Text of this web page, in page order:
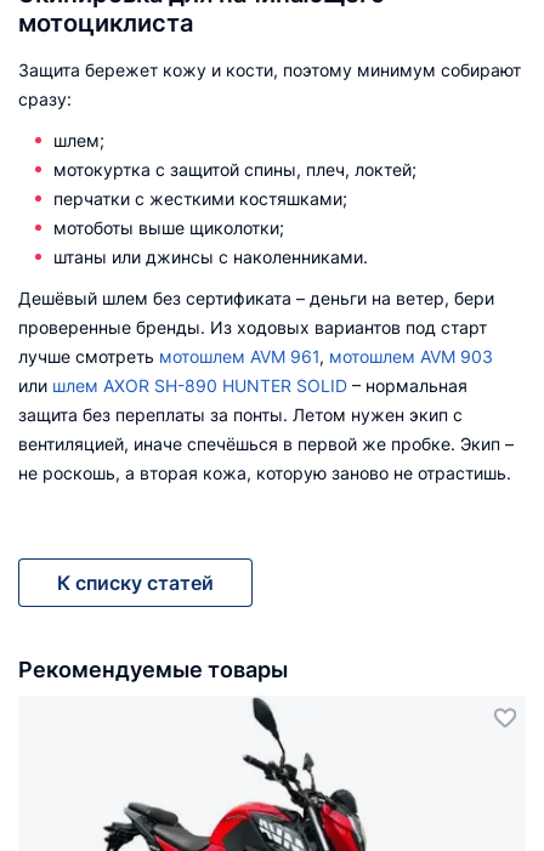
мотоциклиста
Защита бережет кожу и кости, поэтому минимум собирают
сразу:
шлем;
мотокуртка с защитой спины, плеч, локтей;
перчатки с жесткими костяшками;
мотоботы выше щиколотки;
штаны или джинсы с наколенниками.
Дешёвый шлем без сертификата – деньги на ветер, бери
проверенные бренды. Из ходовых вариантов под старт
лучше смотреть мотошлем AVM 961, мотошлем AVM 903
или шлем AXOR SH-890 HUNTER SOLID – нормальная
защита без переплаты за понты. Летом нужен экип с
вентиляцией, иначе спечёшься в первой же пробке. Экип –
не роскошь, а вторая кожа, которую заново не отрастишь.
К списку статей
Рекомендуемые товары